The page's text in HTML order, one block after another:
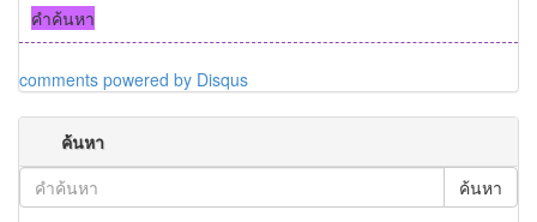
คำค้นหา
comments powered by Disqus
ค้นหา
ค้นหา